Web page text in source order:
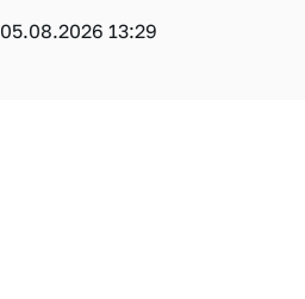
05.08.2026 13:29